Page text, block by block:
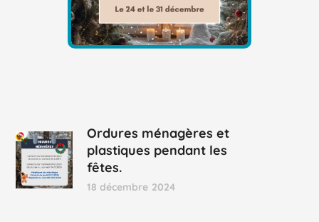
Ordures ménagères et
plastiques pendant les
fêtes.
18 décembre 2024